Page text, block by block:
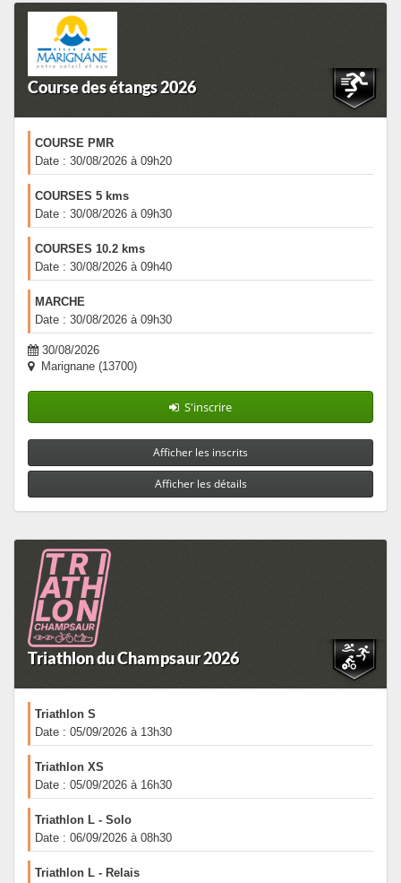
Course des étangs 2026
COURSE PMR
Date : 30/08/2026 à 09h20
COURSES 5 kms
Date : 30/08/2026 à 09h30
COURSES 10.2 kms
Date : 30/08/2026 à 09h40
MARCHE
Date : 30/08/2026 à 09h30
30/08/2026
Marignane (13700)
S'inscrire
Afficher les inscrits
Afficher les détails
Triathlon du Champsaur 2026
Triathlon S
Date : 05/09/2026 à 13h30
Triathlon XS
Date : 05/09/2026 à 16h30
Triathlon L - Solo
Date : 06/09/2026 à 08h30
Triathlon L - Relais